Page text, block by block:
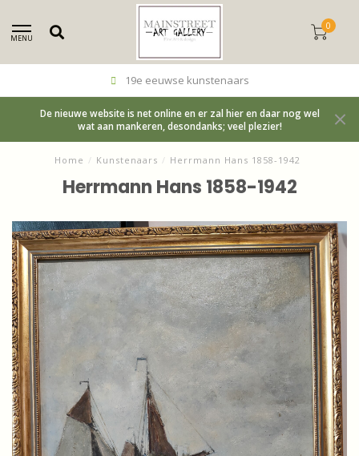
MENU
0
19e eeuwse kunstenaars
De nieuwe website is net online en er zal hier en daar nog wel
wat aan mankeren, desondanks; veel plezier!
Home / Kunstenaars / Herrmann Hans 1858-1942
Herrmann Hans 1858-1942